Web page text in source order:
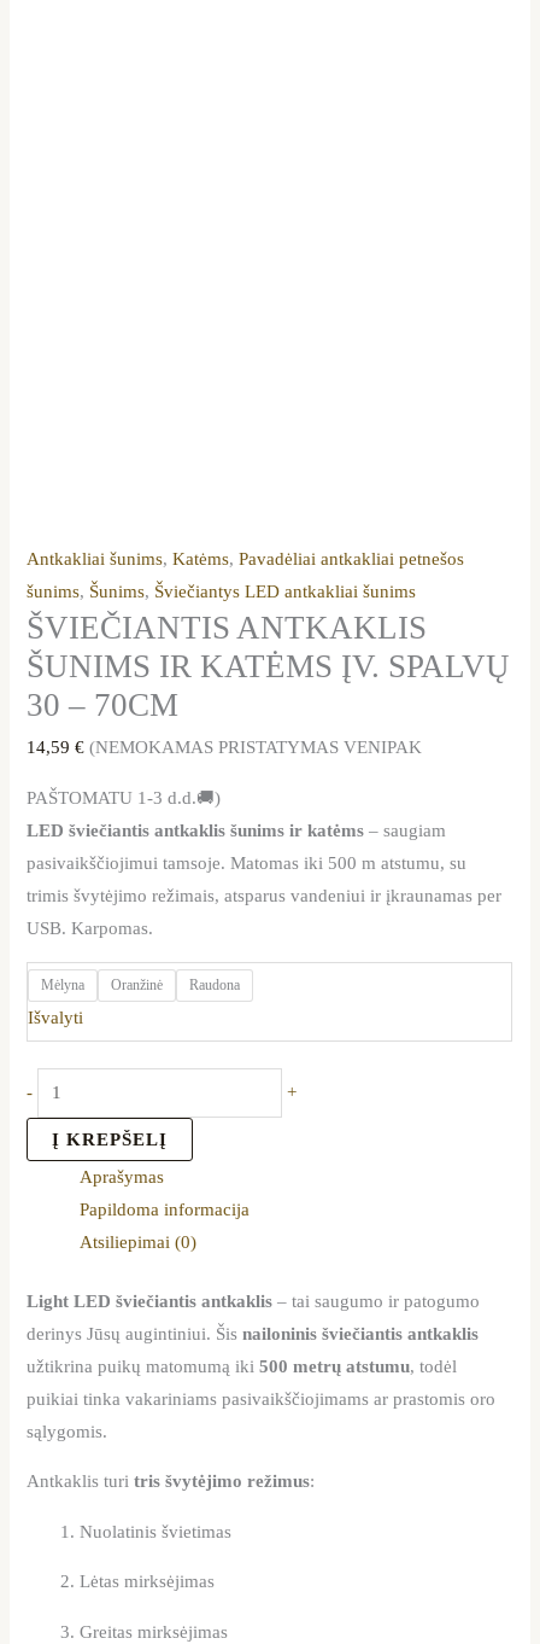
Antkakliai šunims,Katėms,Pavadėliai antkakliai petnešos
šunims, Šunims, Šviečiantys LED antkakliai šunims
ŠVIEČIANTIS ANTKAKLIS
ŠUNIMS IR KATĖMS ĮV. SPALVŲ
30 – 70CM
14,59€ (NEMOKAMAS PRISTATYMAS VENIPAK
PAŠTOMATU 1-3 d.d.🚚)
LED šviečiantis antkaklis šunims ir katėms – saugiam
pasivaikščiojimui tamsoje. Matomas iki 500 m atstumu, su
trimis švytėjimo režimais, atsparus vandeniui ir įkraunamas per
USB. Karpomas.
Mėlyna Oranžinė Raudona
Išvalyti
- +
Į KREPŠELĮ
Aprašymas
Papildoma informacija
Atsiliepimai (0)
Light LED šviečiantis antkaklis – tai saugumo ir patogumo
derinys Jūsų augintiniui. Šisnailoninis šviečiantis antkaklis
užtikrina puikų matomumą iki500 metrų atstumu, todėl
puikiai tinka vakariniams pasivaikščiojimams ar prastomis oro
sąlygomis.
Antkaklis turitris švytėjimo režimus:
Nuolatinis švietimas
Lėtas mirksėjimas
Greitas mirksėjimas